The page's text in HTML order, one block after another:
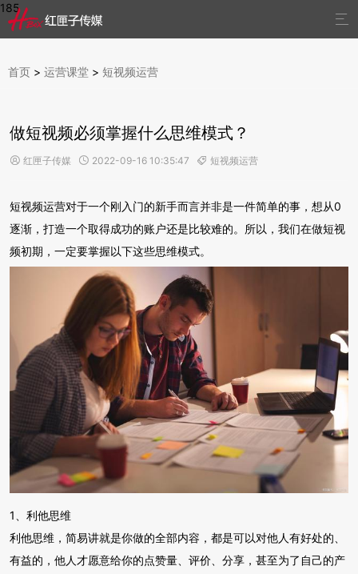
185

首页 > 运营课堂 > 短视频运营
做短视频必须掌握什么思维模式？
 红匣子传媒  2022-09-16 10:35:47  短视频运营
短视频运营对于一个刚入门的新手而言并非是一件简单的事，想从0
逐渐，打造一个取得成功的账户还是比较难的。所以，我们在做短视
频初期，一定要掌握以下这些思维模式。
1、利他思维
利他思维，简易讲就是你做的全部内容，都是可以对他人有好处的、
有益的，他人才愿意给你的点赞量、评价、分享，甚至为了自己的产